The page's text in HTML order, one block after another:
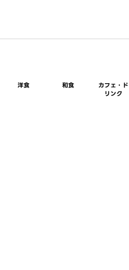
洋食 和食
カフェ・ド
リンク